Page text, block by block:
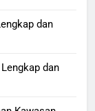
dan
dan